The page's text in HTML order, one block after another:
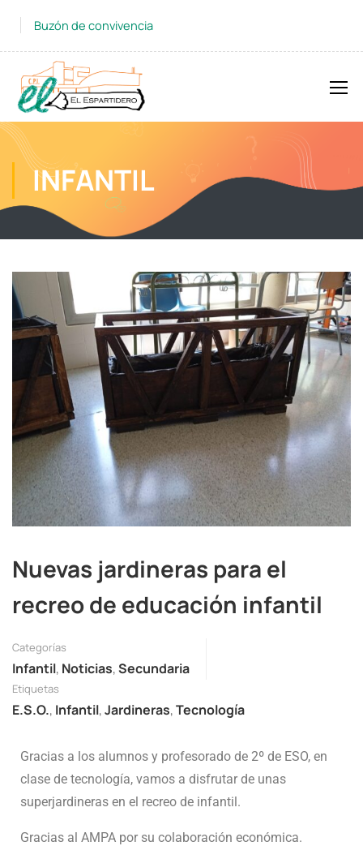
Buzón de convivencia
INFANTIL
Nuevas jardineras para el
recreo de educación infantil
Categorías
Infantil, Noticias,Secundaria
Etiquetas
E.S.O., Infantil,Jardineras,Tecnología
Gracias a los alumnos y profesorado de 2º de ESO, en
clase de tecnología, vamos a disfrutar de unas
superjardineras en el recreo de infantil.
Gracias al AMPA por su colaboración económica.